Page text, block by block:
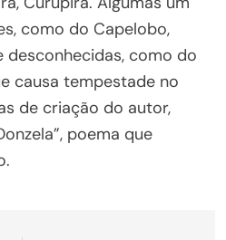
como do Capelobo,
como do
causa tempestade no
de criação do autor,
poema que